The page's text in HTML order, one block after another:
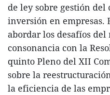
de ley sobre gestión del
inversión en empresas.
abordar los desafíos
consonancia con la
quinto Pleno del XII
sobre la
la eficiencia de las